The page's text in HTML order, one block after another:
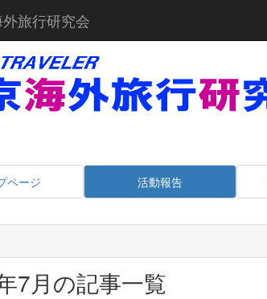
旅行研究会
ページ 活動報告
7月の記事一覧